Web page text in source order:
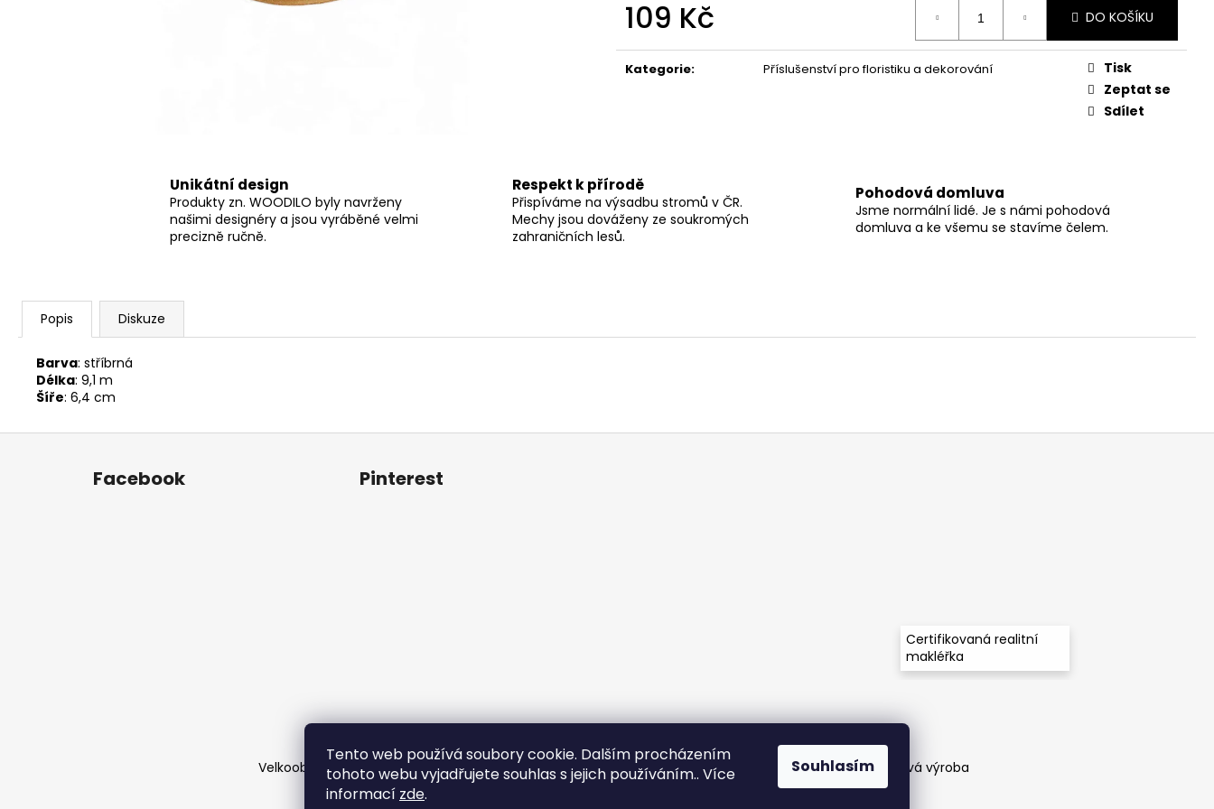
Tento web používá soubory cookie. Dalším procházením
tohoto webu vyjadřujete souhlas s jejich používáním.. Více
informací zde.
Souhlasím
109 Kč
cena:
DO KOŠÍKU
Kategorie: Příslušenství pro floristiku a dekorování
Tisk
Zeptat se
Sdílet
Unikátní design
Produkty zn. WOODILO byly navrženy
našimi designéry a jsou vyráběné velmi
precizně ručně.
Respekt k přírodě
Přispíváme na výsadbu stromů v ČR.
Mechy jsou dováženy ze soukromých
zahraničních lesů.
Pohodová domluva
Jsme normální lidé. Je s námi pohodová
domluva a ke všemu se stavíme čelem.
Popis Diskuze
Barva: stříbrná
Délka: 9,1 m
Šíře: 6,4 cm
Z
Facebook Pinterest
Certifikovaná realitní
makléřka
Velkoobchod Časté dotazy Obchodní podmínky Kontakt Vzorník mechů Mechové stěny a zakázková výroba